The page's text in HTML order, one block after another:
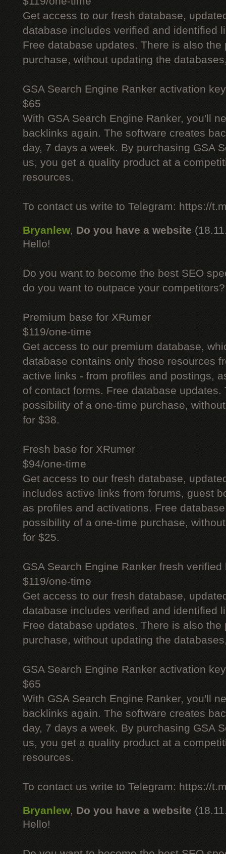
Get access to our fresh database,
database includes verified and identified
Free database updates. There is also
purchase, without updating the
GSA Search Engine Ranker activation key
$65
With GSA Search Engine Ranker, you'll
backlinks again. The software creates
day, 7 days a week. By purchasing GSA
us, you get a quality product at a
resources.
To contact us write to Telegram: https://
Bryanlew, Do you have a website
Hello!
Do you want to become the best SEO
do you want to outpace your competitors?
Premium base for XRumer
$119/one-time
Get access to our premium database,
database contains only those resources
active links - from profiles and postings,
of contact forms. Free database updates.
possibility of a one-time purchase,
for $38.
Fresh base for XRumer
$94/one-time
Get access to our fresh database,
includes active links from forums, guest
as profiles and activations. Free
possibility of a one-time purchase,
for $25.
GSA Search Engine Ranker fresh verified
$119/one-time
Get access to our fresh database,
database includes verified and identified
Free database updates. There is also
purchase, without updating the
GSA Search Engine Ranker activation key
$65
With GSA Search Engine Ranker, you'll
backlinks again. The software creates
day, 7 days a week. By purchasing GSA
us, you get a quality product at a
resources.
To contact us write to Telegram: https://
Bryanlew, Do you have a website
Hello!